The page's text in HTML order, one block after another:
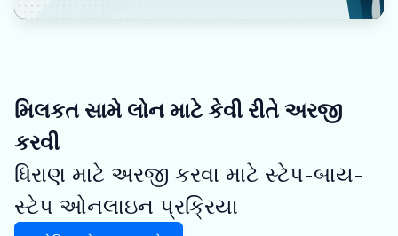
મિલકત સામે લોન માટે કેવી રીતે અરજી
કરવી
ધિરાણ માટે અરજી કરવા માટે સ્ટેપ-બાય-
સ્ટેપ ઓનલાઇન પ્રક્રિયા